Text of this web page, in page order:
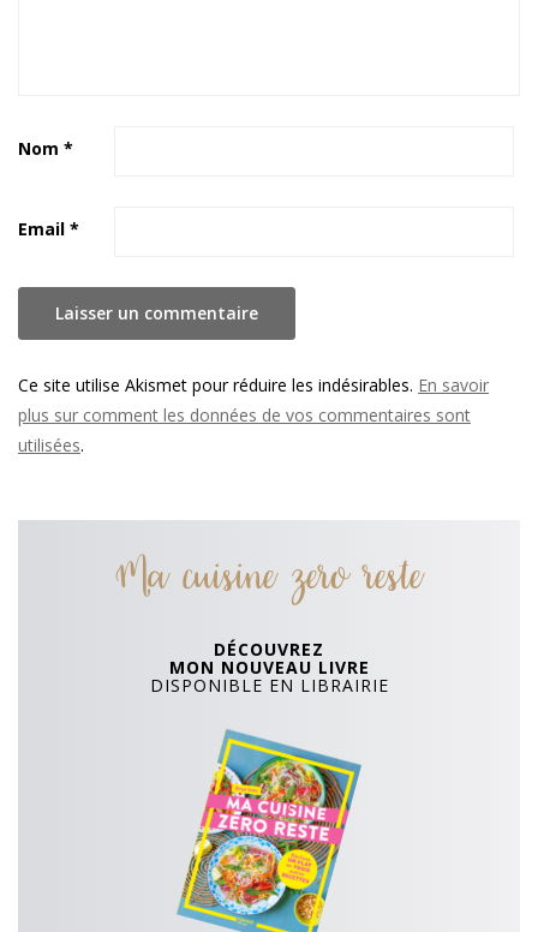
Nom *
Email *
Ce site utilise Akismet pour réduire les indésirables. En savoir
plus sur comment les données de vos commentaires sont
utilisées.
Ma cuisine zero reste
DÉCOUVREZ
MON NOUVEAU LIVRE
DISPONIBLE EN LIBRAIRIE